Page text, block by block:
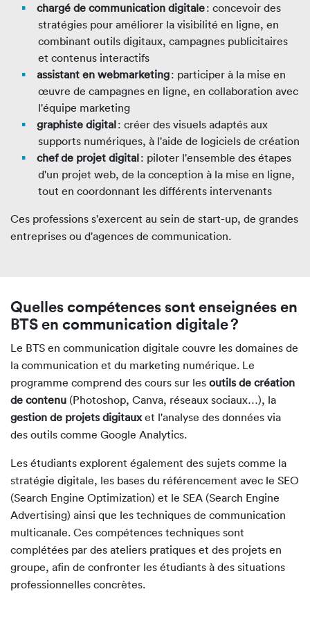
chargé de communication digitale: concevoir des
stratégies pour améliorer la visibilité en ligne, en
combinant outils digitaux, campagnes publicitaires
et contenus interactifs
assistant en webmarketing: participer à la mise en
œuvre de campagnes en ligne, en collaboration avec
l'équipe marketing
graphiste digital: créer des visuels adaptés aux
supports numériques, à l'aide de logiciels de création
chef de projet digital: piloter l'ensemble des étapes
d'un projet web, de la conception à la mise en ligne,
tout en coordonnant les différents intervenants
Ces professions s'exercent au sein de start-up, de grandes
entreprises ou d'agences de communication.
Quelles compétences sont enseignées en
BTS en communication digitale ?
Le BTS en communication digitale couvre les domaines de
la communication et du marketing numérique. Le
programme comprend des cours sur les outils de création
de contenu (Photoshop, Canva, réseaux sociaux…), la
gestion de projets digitauxet l'analyse des données via
des outils comme Google Analytics.
Les étudiants explorent également des sujets comme la
stratégie digitale, les bases du référencement avec le SEO
(Search Engine Optimization) et le SEA (Search Engine
Advertising) ainsi que les techniques de communication
multicanale. Ces compétences techniques sont
complétées par des ateliers pratiques et des projets en
groupe, afin de confronter les étudiants à des situations
professionnelles concrètes.